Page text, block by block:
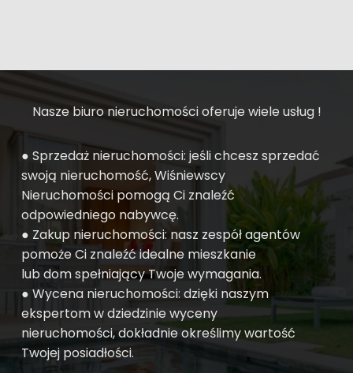
Nasze biuro nieruchomości oferuje wiele usług !
● Sprzedaż nieruchomości: jeśli chcesz sprzedać
swoją nieruchomość, Wiśniewscy
Nieruchomości pomogą Ci znaleźć
odpowiedniego nabywcę.
● Zakup nieruchomości: nasz zespół agentów
pomoże Ci znaleźć idealne mieszkanie
lub dom spełniający Twoje wymagania.
● Wycena nieruchomości: dzięki naszym
ekspertom w dziedzinie wyceny
nieruchomości, dokładnie określimy wartość
Twojej posiadłości.